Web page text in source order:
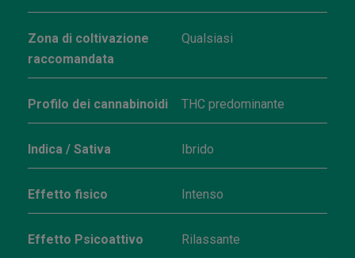
Zona di coltivazione
raccomandata
Qualsiasi
Profilo dei cannabinoidi THC predominante
Indica / Sativa Ibrido
Effetto fisico Intenso
Effetto Psicoattivo Rilassante